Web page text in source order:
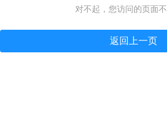
对不起，您访问的页面不
返回上一页